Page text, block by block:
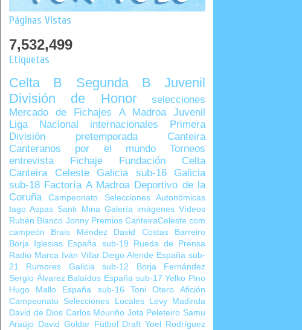
Páginas Vistas
7,532,499
Etiquetas
Celta B Segunda B
Juvenil
División de Honor
selecciones
Mercado de Fichajes
A Madroa
Juvenil
Liga Nacional
internacionales
Primera
División
pretemporada
Canteira
Canteranos por el mundo
Torneos
entrevista
Fichaje
Fundación Celta
Canteira Celeste
Galicia sub-16
Galicia
sub-18 Factoría A Madroa Deportivo de la
Coruña
Campeonato Selecciones Autonómicas
Iago Aspas Santi Mina Galería imágenes Vídeos
Rubén Blanco Jonny Premios CanteiraCeleste.com
campeón
Brais Méndez David Costas
Barreiro
Borja Iglesias
España sub-19
Rueda de Prensa
Radio Marca
Iván Villar Diego Alende España sub-
21
Rumores Galicia sub-12
Borja Fernández
Sergio Álvarez Balaídos España sub-17 Yelko Pino
Hugo Mallo
España sub-16 Toni Otero
Afición
Campeonato Selecciones Locales
Levy Madinda
David de Dios Carlos Mouriño Jota Peleteiro Samu
Araújo David Goldar Fútbol Draft Yoel Rodríguez